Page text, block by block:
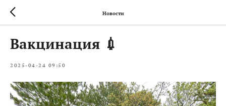
Новости
Вакцинация 💉
2025-04-24 09:50